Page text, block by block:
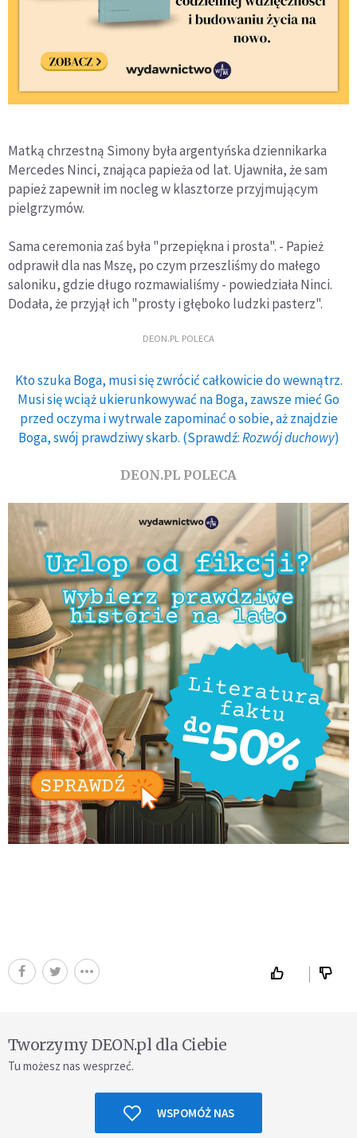
Matką chrzestną Simony była argentyńska dziennikarka
Mercedes Ninci, znająca papieża od lat. Ujawniła, że sam
papież zapewnił im nocleg w klasztorze przyjmującym
pielgrzymów.
Sama ceremonia zaś była "przepiękna i prosta". - Papież
odprawił dla nas Mszę, po czym przeszliśmy do małego
saloniku, gdzie długo rozmawialiśmy - powiedziała Ninci.
Dodała, że przyjął ich "prosty i głęboko ludzki pasterz".
DEON.PL POLECA
Kto szuka Boga, musi się zwrócić całkowicie do wewnątrz.
Musi się wciąż ukierunkowywać na Boga, zawsze mieć Go
przed oczyma i wytrwale zapominać o sobie, aż znajdzie
Boga, swój prawdziwy skarb. (Sprawdź:Rozwój duchowy)
DEON.PL POLECA
Tworzymy DEON.pl dla Ciebie
Tu możesz nas wesprzeć.
WSPOMÓŻ NAS